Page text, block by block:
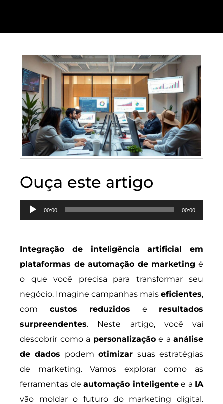
Ouça este artigo
Tocador
de
00:00 00:00
Integração de inteligência artificial em
plataformas de automação de marketing é
o que você precisa para transformar seu
negócio. Imagine campanhas mais eficientes,
com custos reduzidos e resultados
surpreendentes. Neste artigo, você vai
descobrir como a personalizaçãoe a análise
de dados podemotimizar suas estratégias
de marketing. Vamos explorar como as
ferramentas de automação inteligentee a IA
vão moldar o futuro do marketing digital.